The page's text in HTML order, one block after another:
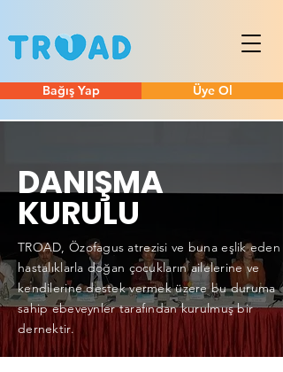
Bağış Yap Üye Ol
DANIŞMA
KURULU
TROAD, Özofagus atrezisi ve buna eşlik eden
hastalıklarla doğan çocukların ailelerine ve
kendilerine destek vermek üzere bu duruma
sahip ebeveynler tarafından kurulmuş bir
dernektir.